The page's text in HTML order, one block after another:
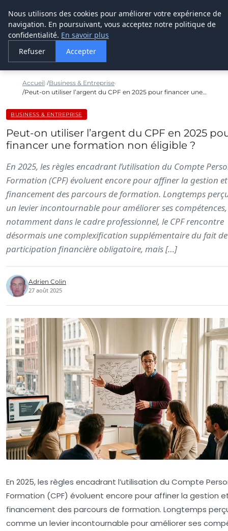
LE WEBMARKETING
Accueil Business & Entreprise
Peut-on utiliser l’argent du CPF en 2025 pour financer une…
BUSINESS & ENTREPRISE
Peut-on utiliser l’argent du CPF en 2025
financer une formation non éligible ?
En 2025, les règles encadrant l’utilisation du Compte
Formation (CPF) évoluent encore pour affiner la gestion
financement des parcours de formation. Longtemps
un levier incontournable pour améliorer ses compétences,
notamment dans le cadre professionnel, le CPF rencontre
désormais une complexification supplémentaire du fait
participation financière obligatoire, mais […]
Adrien Colin
27 août 2025
En 2025, les règles encadrant l’utilisation du Compte
Formation (CPF) évoluent encore pour affiner la gestion
financement des parcours de formation. Longtemps
comme un levier incontournable pour améliorer ses
Nous utilisons des cookies pour améliorer votre expérience de
navigation. En poursuivant, vous acceptez notre politique de
confidentialité. En savoir plus
Refuser
Accepter